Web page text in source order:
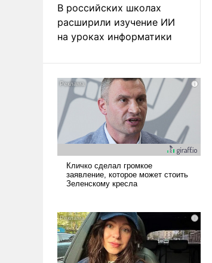
В российских школах
расширили изучение ИИ
на уроках информатики